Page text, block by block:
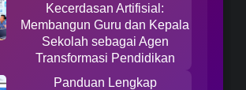
Kecerdasan Artifisial:
Membangun Guru dan Kepala
Sekolah sebagai Agen
Transformasi Pendidikan
Panduan Lengkap